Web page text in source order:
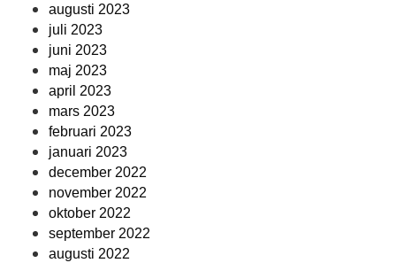
augusti 2023
juli 2023
juni 2023
maj 2023
april 2023
mars 2023
februari 2023
januari 2023
december 2022
november 2022
oktober 2022
september 2022
augusti 2022